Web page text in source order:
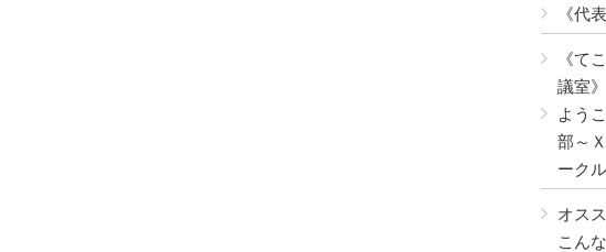
《代
《て
議室》
よう
部～
ークル
オス
こん